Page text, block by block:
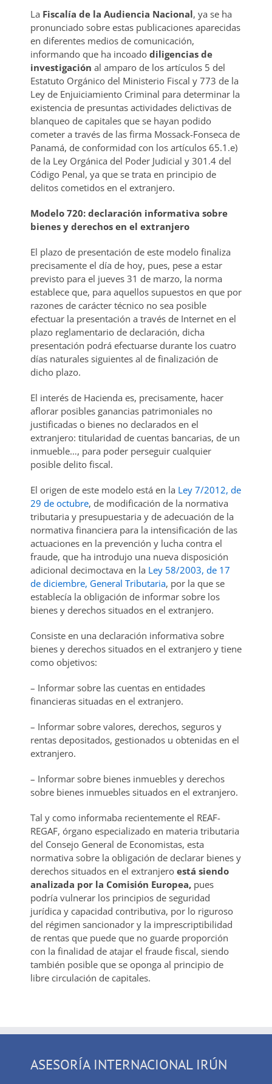
La Fiscalía de la Audiencia Nacional, ya se ha
pronunciado sobre estas publicaciones aparecidas
en diferentes medios de comunicación,
informando que ha incoado diligencias de
investigación al amparo de los artículos 5 del
Estatuto Orgánico del Ministerio Fiscal y 773 de la
Ley de Enjuiciamiento Criminal para determinar la
existencia de presuntas actividades delictivas de
blanqueo de capitales que se hayan podido
cometer a través de las firma Mossack-Fonseca de
Panamá, de conformidad con los artículos 65.1.e)
de la Ley Orgánica del Poder Judicial y 301.4 del
Código Penal, ya que se trata en principio de
delitos cometidos en el extranjero.
Modelo 720: declaración informativa sobre
bienes y derechos en el extranjero
El plazo de presentación de este modelo finaliza
precisamente el día de hoy, pues, pese a estar
previsto para el jueves 31 de marzo, la norma
establece que, para aquellos supuestos en que por
razones de carácter técnico no sea posible
efectuar la presentación a través de Internet en el
plazo reglamentario de declaración, dicha
presentación podrá efectuarse durante los cuatro
días naturales siguientes al de finalización de
dicho plazo.
El interés de Hacienda es, precisamente, hacer
aflorar posibles ganancias patrimoniales no
justificadas o bienes no declarados en el
extranjero: titularidad de cuentas bancarias, de un
inmueble…, para poder perseguir cualquier
posible delito fiscal.
El origen de este modelo está en la Ley 7/2012, de
29 de octubre, de modificación de la normativa
tributaria y presupuestaria y de adecuación de la
normativa financiera para la intensificación de las
actuaciones en la prevención y lucha contra el
fraude, que ha introdujo una nueva disposición
adicional decimoctava en la Ley 58/2003, de 17
de diciembre, General Tributaria, por la que se
establecía la obligación de informar sobre los
bienes y derechos situados en el extranjero.
Consiste en una declaración informativa sobre
bienes y derechos situados en el extranjero y tiene
como objetivos:
– Informar sobre las cuentas en entidades
financieras situadas en el extranjero.
– Informar sobre valores, derechos, seguros y
rentas depositados, gestionados u obtenidas en el
extranjero.
– Informar sobre bienes inmuebles y derechos
sobre bienes inmuebles situados en el extranjero.
Tal y como informaba recientemente el REAF-
REGAF, órgano especializado en materia tributaria
del Consejo General de Economistas, esta
normativa sobre la obligación de declarar bienes y
derechos situados en el extranjero está siendo
analizada por la Comisión Europea, pues
podría vulnerar los principios de seguridad
jurídica y capacidad contributiva, por lo riguroso
del régimen sancionador y la imprescriptibilidad
de rentas que puede que no guarde proporción
con la finalidad de atajar el fraude fiscal, siendo
también posible que se oponga al principio de
libre circulación de capitales.
ASESORÍA INTERNACIONAL IRÚN